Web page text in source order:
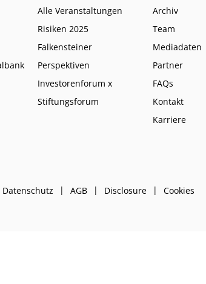
Alle Veranstaltungen
Risiken 2025
Falkensteiner
Perspektiven
Investorenforum x
Stiftungsforum
Archiv
Team
Mediadaten
Partner
FAQs
Kontakt
Karriere
Datenschutz AGB Disclosure Cookies